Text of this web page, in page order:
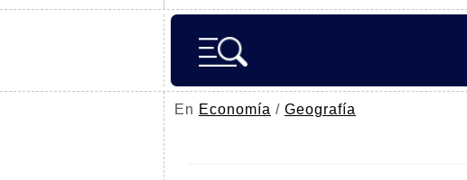
En Economía / Geografía